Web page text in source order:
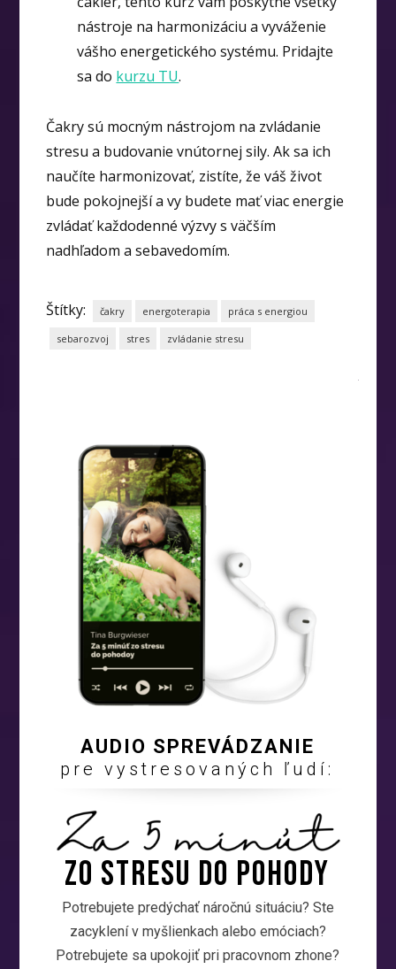
nástroje na harmonizáciu a vyváženie
vášho energetického systému. Pridajte
sa do kurzu TU.
Čakry sú mocným nástrojom na zvládanie
stresu a budovanie vnútornej sily. Ak sa ich
naučíte harmonizovať, zistíte, že váš život
bude pokojnejší a vy budete mať viac energie
zvládať každodenné výzvy s väčším
nadhľadom a sebavedomím.
Štítky: čakry energoterapia práca s energiou
sebarozvoj stres zvládanie stresu
AUDIO SPREVÁDZANIE
pre vystresovaných ľudí:
Zo stresu DO POHODY
Potrebujete predýchať náročnú situáciu? Ste
zacyklení v myšlienkach alebo emóciach?
Potrebujete sa upokojiť pri pracovnom zhone?